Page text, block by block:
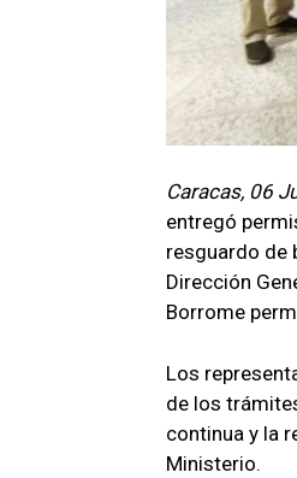
Caracas, 06
entregó
resguardo de
Dirección
Borrome
Los
de los
continua y la
Ministerio.